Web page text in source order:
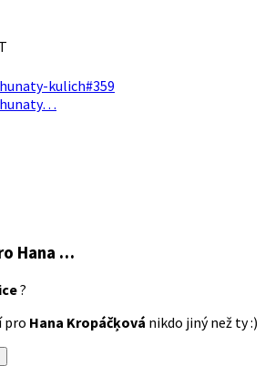
kulich#359
Hana …
?
pro Hana Kropáčķová nikdo jiný než ty :)